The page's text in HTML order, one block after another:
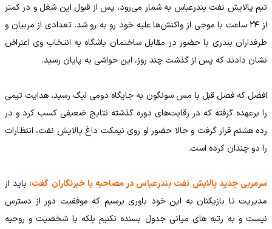
تیم پالایش نفت بندرعباس به شمار می‌رود، پس از قبول این شغل و در کمتر
از ۲۴ ساعت با موجی از واکنش‌ها علیه خود رو به رو شد. تعدادی از مربیان و
طرفداران بندری با حضور در مقابل ساختمان باشگاه به انتخاب وی اعتراض
نشان دادند که پس از گذشت چند روز، این حواشی به پایان رسید.
افضل که فصل قبل با مس سونگون به جایگاه دومی لیگ رسید، هدایت تیمی
را برعهده گرفته که در رقابت‌های دوره گذشته نتایج ضعیفی کسب کرد و در
رده هشتم قرار گرفت و حالا حضور او روی نیمکت داغ پالایش نفت، انتظارات
را دو چندان کرده است.
سرمربی جدید پالایش نفت بندرعباس در مصاحبه با خبرنگاران گفت: باید از
مدیریت تا بازیکنان به این خود باوری برسیم که موفقیت دور از دسترس
نیست و به رتبه های میانی جدول بسنده نکنیم بلکه با شخصیت و روحیه